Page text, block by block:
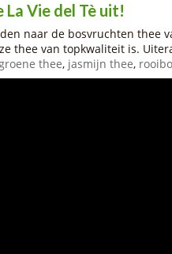
La Vie del Tè uit!
naar de bosvruchten thee
thee van topkwaliteit is.
thee, jasmijn thee,